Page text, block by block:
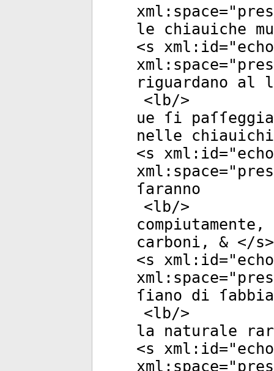
xml:space="
le chiauiche
<s xml:id="
xml:space="
riguardano al
<lb/>
ue ſi
nelle
<s xml:id="
xml:space="
ſaranno
<lb/>
carboni, & </s>
<s xml:id="
xml:space="
ſiano di
<lb/>
la naturale
<s xml:id="
xml:space="